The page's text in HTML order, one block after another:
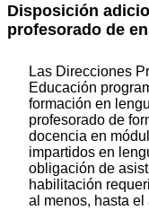
Disposición
profesorado de
Las Direcciones
Educación
formación en
profesorado de
docencia en
impartidos en
obligación de
habilitación
al menos, hasta el